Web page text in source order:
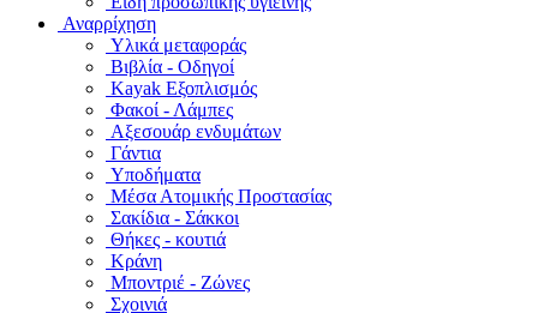
Αναρρίχηση
Υλικά μεταφοράς
Βιβλία - Οδηγοί
Kayak Εξοπλισμός
Φακοί - Λάμπες
Αξεσουάρ ενδυμάτων
Γάντια
Υποδήματα
Μέσα Ατομικής Προστασίας
Σακίδια - Σάκκοι
Θήκες - κουτιά
Κράνη
Μποντριέ - Ζώνες
Σχοινιά